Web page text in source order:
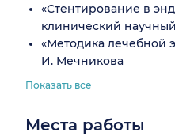
«Стентирование в
клинический
«Методика лечебной
И. Мечникова
Показать все
Места работы